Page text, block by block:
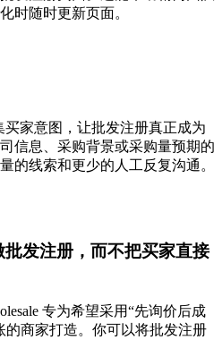
时随时更新页面。
家意图，让批发注册真正成为
信息、采购背景或采购量预期的
的线索和更少的人工反复沟通。
发注册，而不把买家直接
专为希望采用“先询价后成
的商家打造。你可以将批发注册